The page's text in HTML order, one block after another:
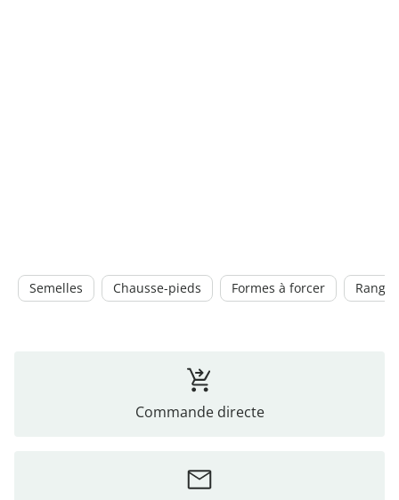
Semelles Chausse-pieds Formes à forcer
Commande directe